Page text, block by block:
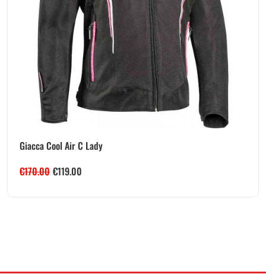
Giacca Cool Air C Lady
€170.00 €119.00